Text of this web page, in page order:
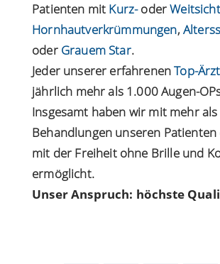
Patienten mit Kurz-oder
Hornhautverkrümmungen,
oder Grauem Star.
Jeder unserer erfahrenenTop-
jährlich mehr als 1.000 Augen-
Insgesamt haben wir mit mehr
Behandlungen unseren Patienten
mit der Freiheit ohne Brille und
ermöglicht.
Unser Anspruch: höchste